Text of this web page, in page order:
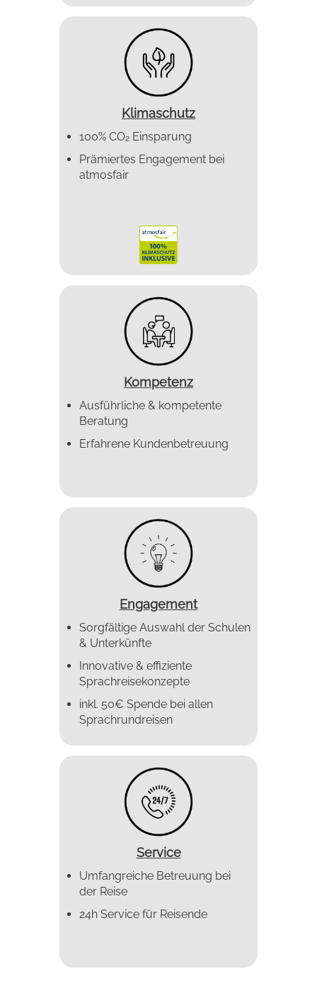
Klimaschutz
100% CO₂ Einsparung
Prämiertes Enga­gement bei
atmosfair
Kompetenz
Ausführliche & kompetente
Beratung
Erfahrene Kundenbetreuung
Engagement
Sorgfältige Auswahl der Schulen
& Unterkünfte
Innovative & effiziente
Sprachreise­konzepte
inkl. 50€ Spende bei allen
Sprachrundreisen
Service
Umfangreiche Betreuung bei
der Reise
24h Service für Reisende